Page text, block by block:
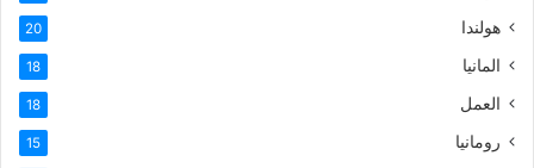
هولندا 20
المانيا 18
العمل 18
رومانيا 15